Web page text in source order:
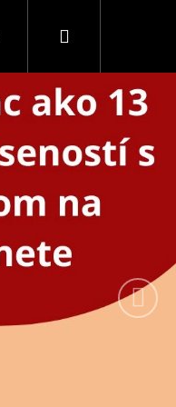
Zdravotné
Nákupný
košík